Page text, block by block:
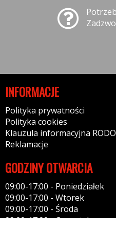
INFORMACJE
Polityka prywatności
Polityka cookies
Klauzula informacyjna RODO
Reklamacje
GODZINY OTWARCIA
09:00-17:00 - Poniedziałek
09:00-17:00 - Wtorek
09:00-17:00 - Środa
09:00-17:00 - Czwartek